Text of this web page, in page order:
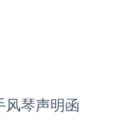
风琴声明函